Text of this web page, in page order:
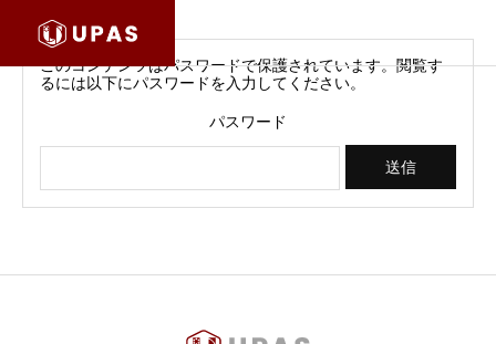
このコンテンツはパスワードで保護されています。閲覧す
るには以下にパスワードを入力してください。
パスワード